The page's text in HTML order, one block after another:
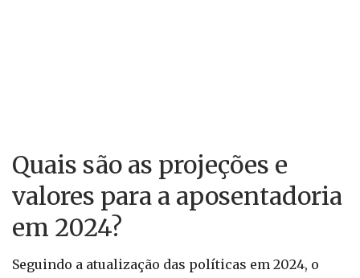
Quais são as projeções e
valores para a aposentadoria
em 2024?
Seguindo a atualização das políticas em 2024, o